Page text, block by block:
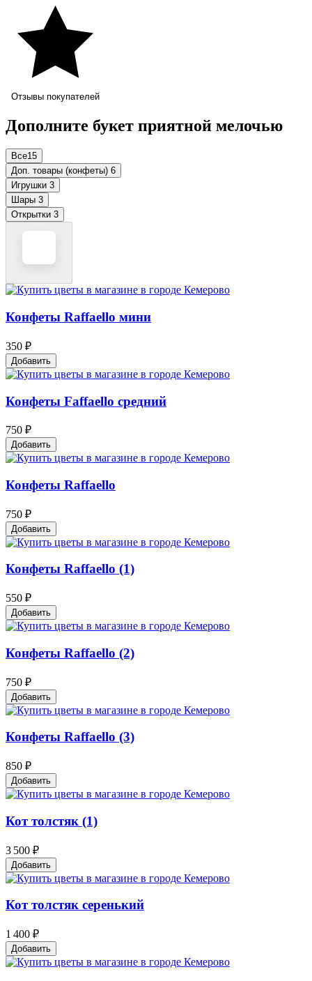
Отзывы покупателей
Дополните букет приятной мелочью
Все15
Доп. товары (конфеты) 6
Игрушки 3
Шары 3
Открытки 3
Конфеты Raffaello мини
350 ₽
Добавить
Конфеты Faffaello средний
750 ₽
Добавить
Конфеты Raffaello
750 ₽
Добавить
Конфеты Raffaello (1)
550 ₽
Добавить
Конфеты Raffaello (2)
750 ₽
Добавить
Конфеты Raffaello (3)
850 ₽
Добавить
Кот толстяк (1)
3 500 ₽
Добавить
Кот толстяк серенький
1 400 ₽
Добавить